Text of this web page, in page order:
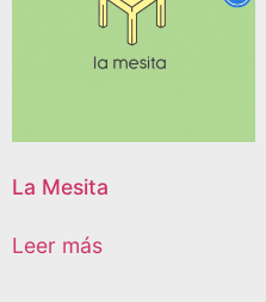
La Mesita
Leer más